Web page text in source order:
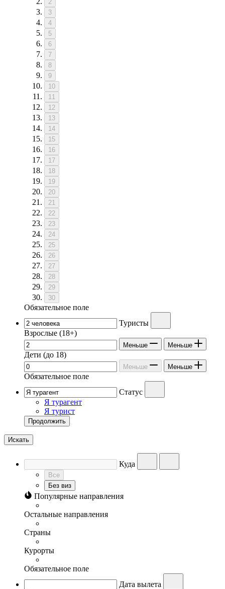
2
3
4
5
6
7
8
9
10
11
12
13
14
15
16
17
18
19
20
21
22
23
24
25
26
27
28
29
30
Обязательное поле
Туристы
Взрослые (18+)
Меньше Меньше
Дети (до 18)
Меньше Меньше
Обязательное поле
Статус
Я турагент
Я турист
Продолжить
Искать
Куда
Все
Без виз
Популярные направления
Остальные направления
Страны
Курорты
Обязательное поле
Дата вылета